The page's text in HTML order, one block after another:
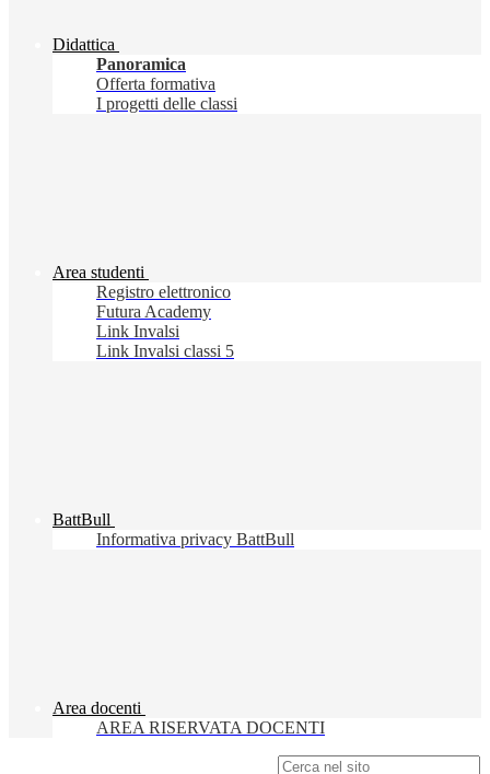
Didattica
Panoramica
Offerta formativa
I progetti delle classi
Area studenti
Registro elettronico
Futura Academy
Link Invalsi
Link Invalsi classi 5
BattBull
Informativa privacy BattBull
Area docenti
AREA RISERVATA DOCENTI